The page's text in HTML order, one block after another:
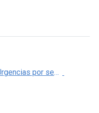
Urgencias por sexo y año – 2017-2022 NACIONAL